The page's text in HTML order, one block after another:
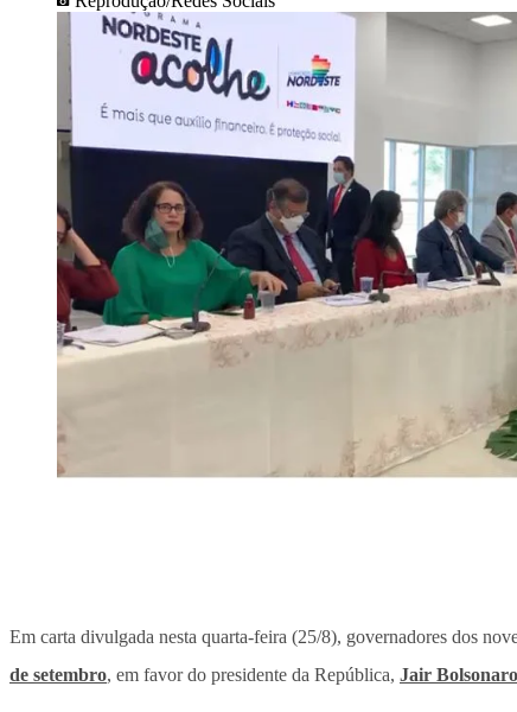
Em carta divulgada nesta quarta-feira (25/8), governadores dos
de setembro, em favor do presidente da República, Jair